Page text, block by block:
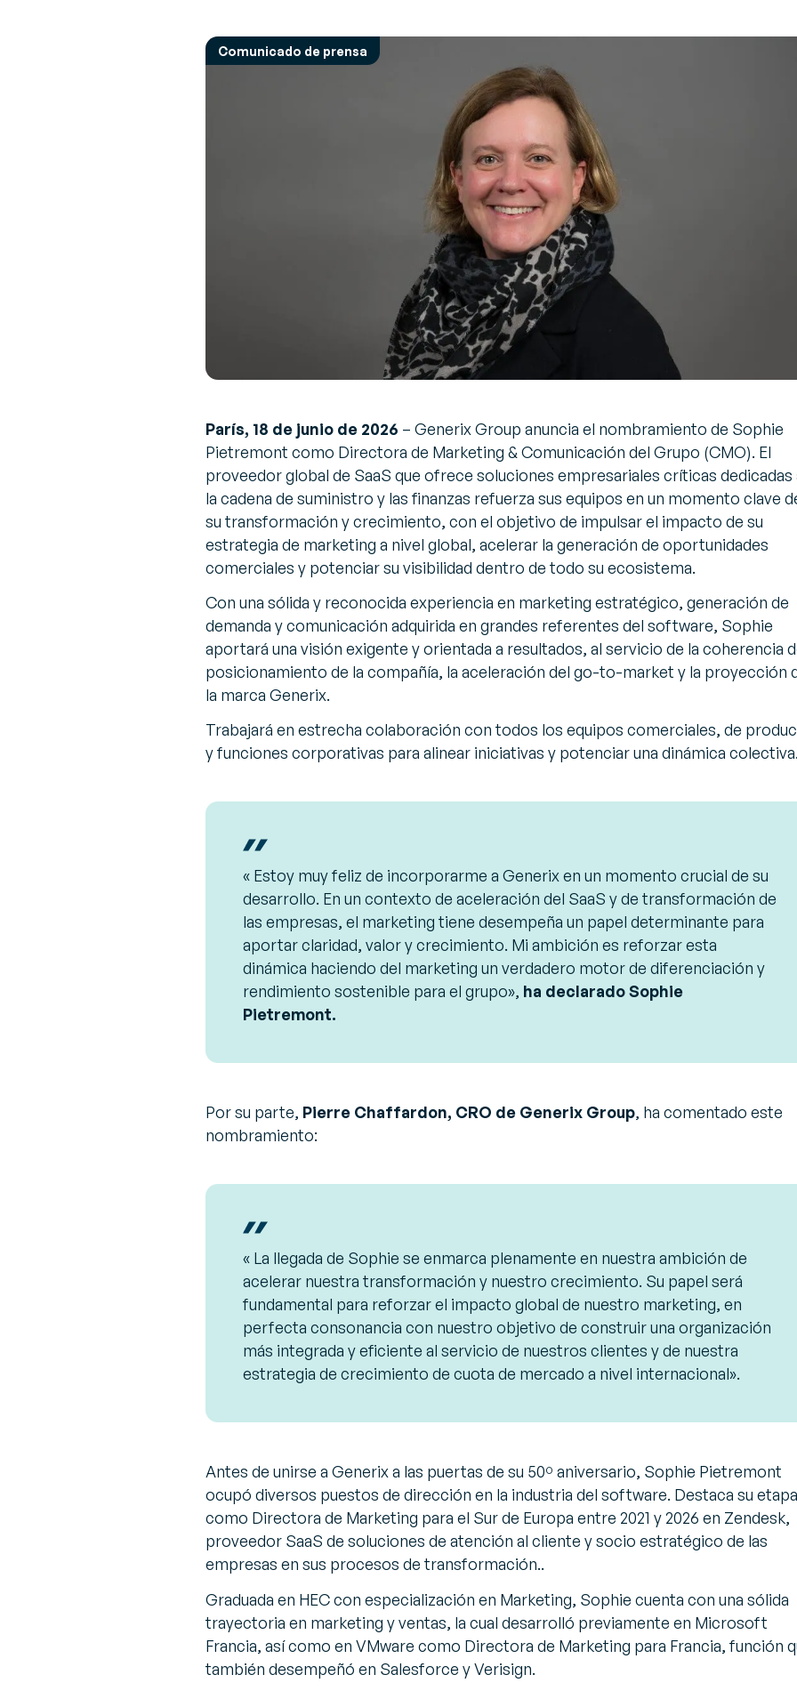
Gestiona y optimiza de forma
inteligente cada puesto, cada
tarea, cada recurso en cada
Gestión de inventarios (VMI)
Optimiza el inventario con
datos en tiempo real
Opiniones y consejos de expertos sobre
retos y soluciones del sector
Comunicado de prensa
París, 18 de junio de 2026 – Generix Group anuncia el nombramiento de Sophie
Pietremont como Directora de Marketing & Comunicación del Grupo (CMO). El
proveedor global de SaaS que ofrece soluciones empresariales críticas dedicadas
la cadena de suministro y las finanzas refuerza sus equipos en un momento clave
su transformación y crecimiento, con el objetivo de impulsar el impacto de su
estrategia de marketing a nivel global, acelerar la generación de oportunidades
comerciales y potenciar su visibilidad dentro de todo su ecosistema.
Con una sólida y reconocida experiencia en marketing estratégico, generación de
demanda y comunicación adquirida en grandes referentes del software, Sophie
aportará una visión exigente y orientada a resultados, al servicio de la coherencia
posicionamiento de la compañía, la aceleración del go-to-market y la proyección
la marca Generix.
Trabajará en estrecha colaboración con todos los equipos comerciales, de
y funciones corporativas para alinear iniciativas y potenciar una dinámica colectiva.
« Estoy muy feliz de incorporarme a Generix en un momento crucial de su
desarrollo. En un contexto de aceleración del SaaS y de transformación de
las empresas, el marketing tiene desempeña un papel determinante para
aportar claridad, valor y crecimiento. Mi ambición es reforzar esta
dinámica haciendo del marketing un verdadero motor de diferenciación y
rendimiento sostenible para el grupo», ha declarado Sophie
Pietremont.
Por su parte, Pierre Chaffardon, CRO de Generix Group, ha comentado este
nombramiento:
« La llegada de Sophie se enmarca plenamente en nuestra ambición de
acelerar nuestra transformación y nuestro crecimiento. Su papel será
fundamental para reforzar el impacto global de nuestro marketing, en
perfecta consonancia con nuestro objetivo de construir una organización
más integrada y eficiente al servicio de nuestros clientes y de nuestra
estrategia de crecimiento de cuota de mercado a nivel internacional».
Antes de unirse a Generix a las puertas de su 50º aniversario, Sophie Pietremont
ocupó diversos puestos de dirección en la industria del software. Destaca su etapa
como Directora de Marketing para el Sur de Europa entre 2021 y 2026 en Zendesk,
proveedor SaaS de soluciones de atención al cliente y socio estratégico de las
empresas en sus procesos de transformación..
Graduada en HEC con especialización en Marketing, Sophie cuenta con una sólida
trayectoria en marketing y ventas, la cual desarrolló previamente en Microsoft
Francia, así como en VMware como Directora de Marketing para Francia, función
también desempeñó en Salesforce y Verisign.